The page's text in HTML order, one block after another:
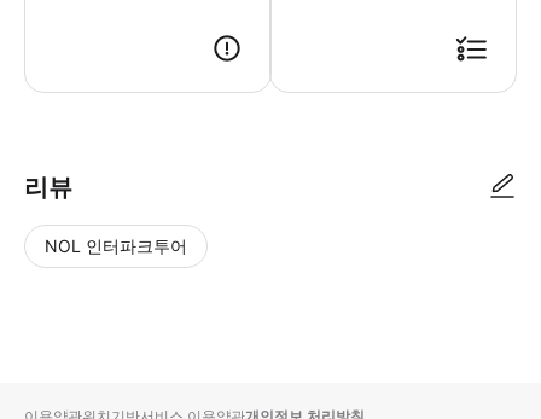
리뷰
NOL 인터파크투어